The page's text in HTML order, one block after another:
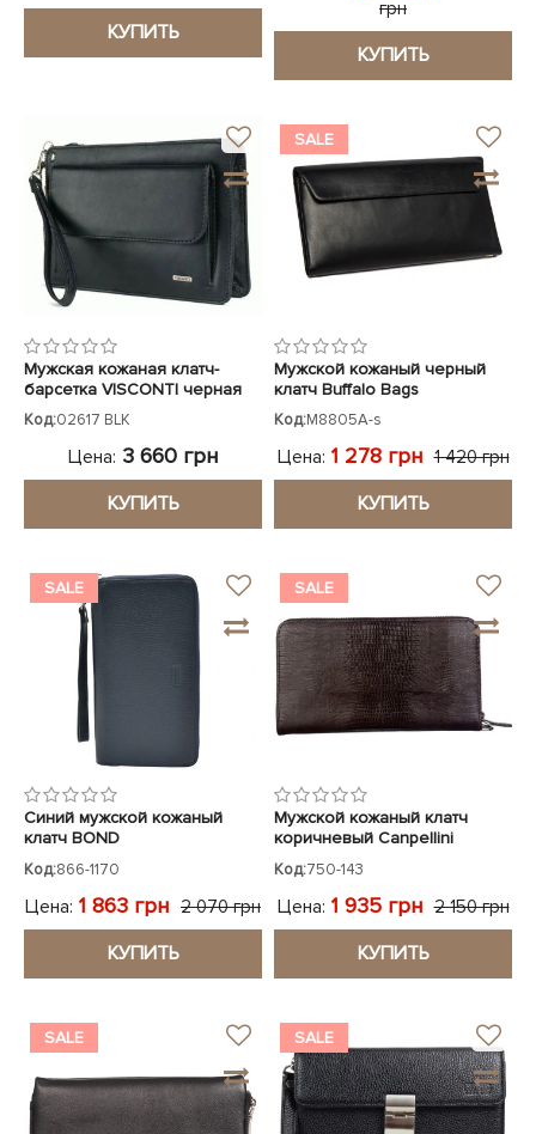
КУПИТЬ
грн
КУПИТЬ
Мужская кожаная клатч-
барсетка VISCONTI черная
Код:02617 BLK
Цена: 3 660 грн
КУПИТЬ
SALE
Мужской кожаный черный
клатч Buffalo Bags
Код:M8805A-s
Цена: 1 278 грн 1 420 грн
КУПИТЬ
SALE
Синий мужской кожаный
клатч BOND
Код:866-1170
Цена: 1 863 грн 2 070 грн
КУПИТЬ
SALE
Мужской кожаный клатч
коричневый Canpellini
Код:750-143
Цена: 1 935 грн 2 150 грн
КУПИТЬ
SALE SALE